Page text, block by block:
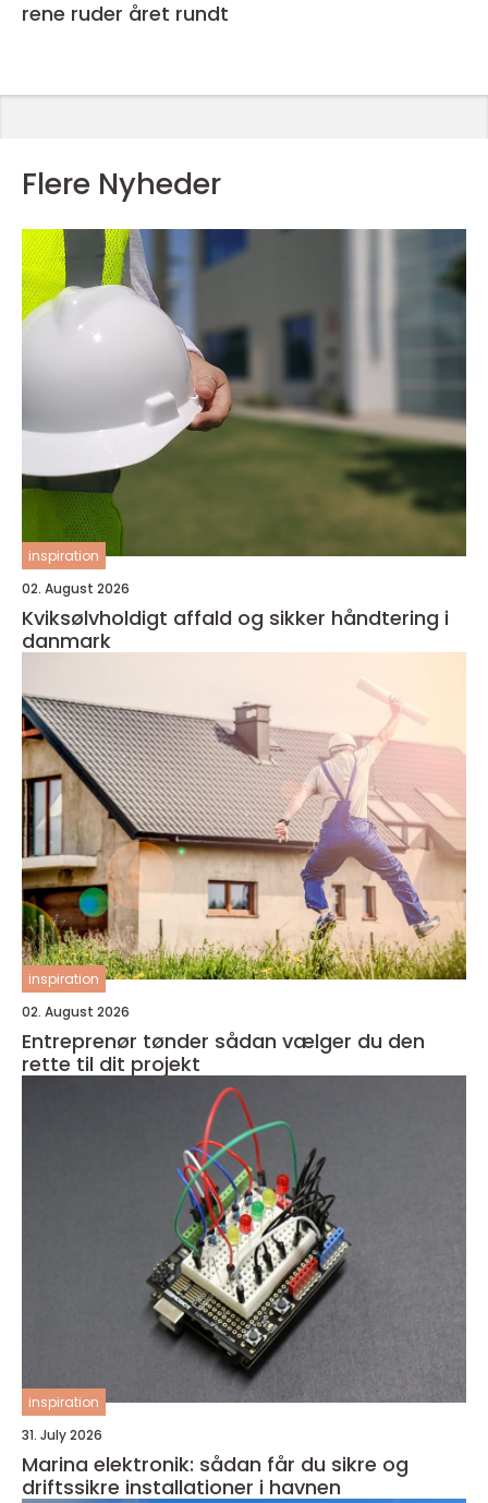
rene ruder året rundt
Flere Nyheder
inspiration
02. August 2026
Kviksølvholdigt affald og sikker håndtering i
danmark
inspiration
02. August 2026
Entreprenør tønder sådan vælger du den
rette til dit projekt
inspiration
31. July 2026
Marina elektronik: sådan får du sikre og
driftssikre installationer i havnen